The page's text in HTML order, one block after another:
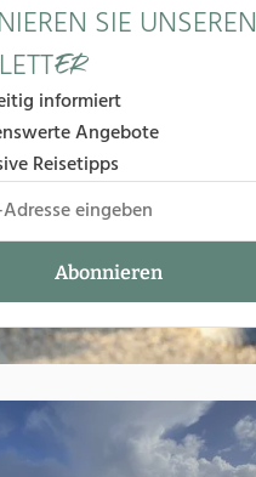
SIE UNSEREN
informiert
Angebote
Reisetipps